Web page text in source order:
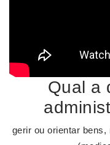
Qual a
gerir ou orientar bens,